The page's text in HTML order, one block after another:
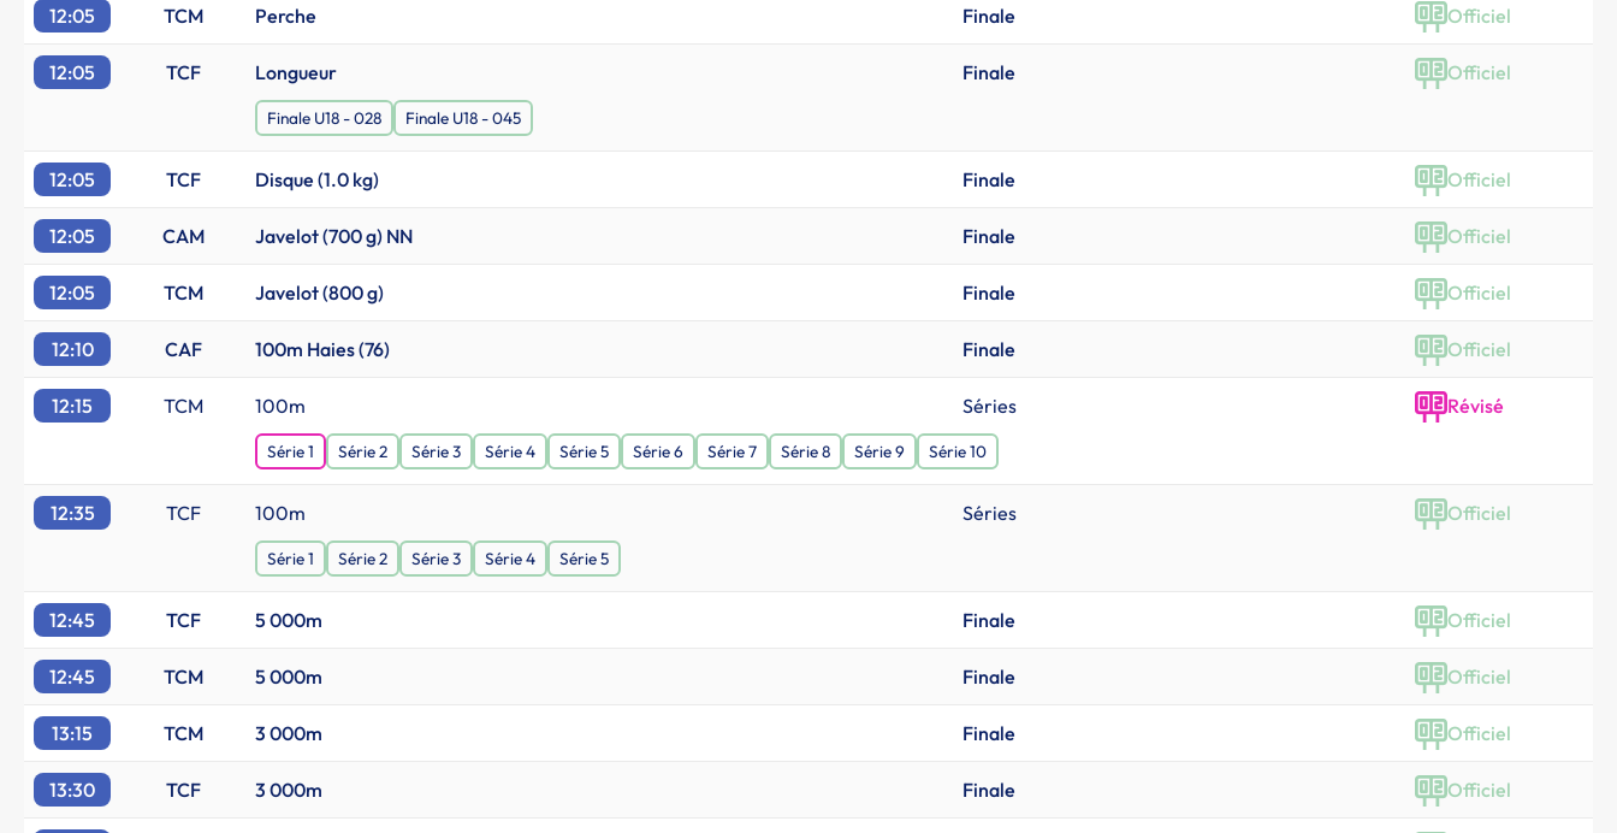
12:05 TCM Perche Finale Officiel
12:05 TCF Longueur Finale Officiel
Finale U18 - 028 Finale U18 - 045
12:05 TCF Disque (1.0 kg) Finale Officiel
12:05 CAM Javelot (700 g) NN Finale Officiel
12:05 TCM Javelot (800 g) Finale Officiel
12:10 CAF 100m Haies (76) Finale Officiel
12:15 TCM 100m Séries Révisé
Série 1 Série 2 Série 3 Série 4 Série 5 Série 6 Série 7 Série 8 Série 9 Série 10
12:35 TCF 100m Séries Officiel
Série 1 Série 2 Série 3 Série 4 Série 5
12:45 TCF 5 000m Finale Officiel
12:45 TCM 5 000m Finale Officiel
13:15 TCM 3 000m Finale Officiel
13:30 TCF 3 000m Finale Officiel